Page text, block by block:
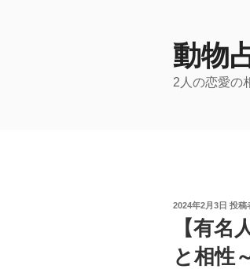
動物
2人の恋愛の
投
2024年2月3日 投稿
【有
と相性